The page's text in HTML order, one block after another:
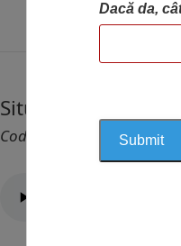
ACASA
Situl Arheologic
Cod 1201
Dacă da,